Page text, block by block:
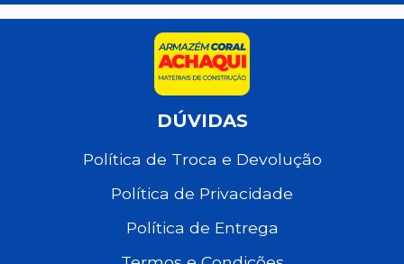
DÚVIDAS
Política de Troca e Devolução
Política de Privacidade
Política de Entrega